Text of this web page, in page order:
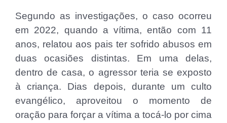
Segundo as investigações, o caso ocorreu
em 2022, quando a vítima, então com 11
anos, relatou aos pais ter sofrido abusos em
duas ocasiões distintas. Em uma delas,
dentro de casa, o agressor teria se exposto
à criança. Dias depois, durante um culto
evangélico, aproveitou o momento de
oração para forçar a vítima a tocá-lo por cima